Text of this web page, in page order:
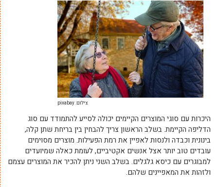
צילום: pixabay
היכרות עם סוגי המוצרים הקיימים יכולה לסייע להתמודד עם סוג
הדליפה הקיימת. בשלב הראשון צריך להבחין בין בריחת שתן קלה,
בינונית וכבדה ולנסות לאפיין את רמת הפעילות. מוצרים מסוימים
עובדים טוב יותר אצל אנשים אקטיביים, לעומת כאלה שמיועדים
למבוגרים עם כיסא גלגלים. בשלב השני ניתן להכיר את המוצרים עצמם
ולזהות את המאפיינים שלהם.